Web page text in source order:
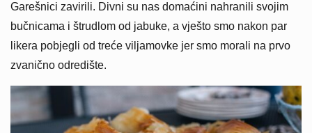
Garešnici zavirili. Divni su nas domaćini nahranili svojim
bučnicama i štrudlom od jabuke, a vješto smo nakon par
likera pobjegli od treće viljamovke jer smo morali na prvo
zvanično odredište.